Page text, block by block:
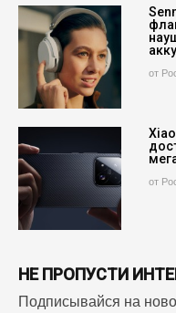
от
от
НЕ ПРОПУСТИ
Подписывайся на